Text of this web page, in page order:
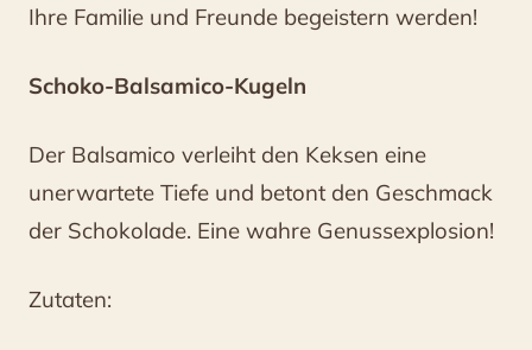
Ihre Familie und Freunde begeistern werden!
Schoko-Balsamico-Kugeln
Der Balsamico verleiht den Keksen eine
unerwartete Tiefe und betont den Geschmack
der Schokolade. Eine wahre Genussexplosion!
Zutaten: